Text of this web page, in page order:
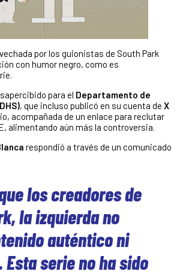
por los guionistas de South Park
con humor negro, como es
para el Departamento de
, que incluso publicó en su cuenta de X
acompañada de un enlace para reclutar
alimentando aún más la controversia.
respondió a través de un comunicado
los creadores de
la izquierda no
auténtico ni
serie no ha sido